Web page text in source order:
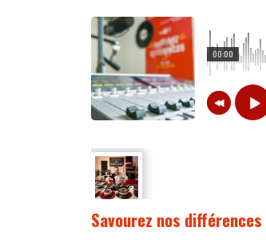
00:00
Savourez nos